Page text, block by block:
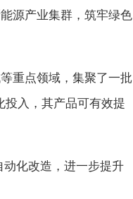
源产业集群，筑牢绿色
重点领域，集聚了一批
投入，其产品可有效提
动化改造，进一步提升